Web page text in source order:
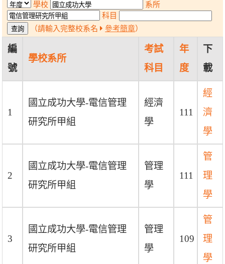
學校
系所
科目
（請輸入完整校系名
參考簡章）
編
號
學校系所
考試
科目
年
度
下
載
1
國立成功大學-電信管理
研究所甲組
經濟
學
111
經
濟
學
2
國立成功大學-電信管理
研究所甲組
管理
學
111
管
理
學
3
國立成功大學-電信管理
研究所甲組
管理
學
109
管
理
學